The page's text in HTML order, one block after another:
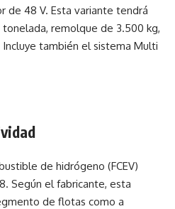
de 48 V. Esta variante tendrá
remolque de 3.500 kg,
también el sistema Multi
de hidrógeno (FCEV)
Según el fabricante, esta
de flotas como a